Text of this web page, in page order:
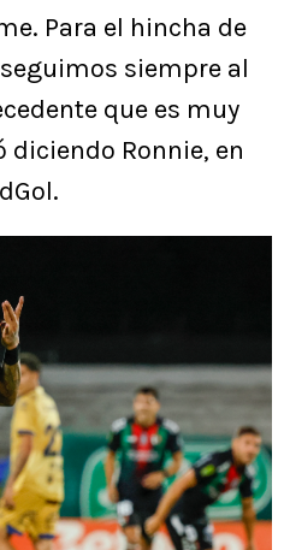
Para el hincha de
siempre al
que es muy
diciendo Ronnie, en